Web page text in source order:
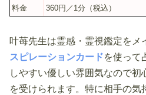
料金 360円／1分（税込）
叶苺先生は霊感・霊視鑑定をメ
スピレーションカードを使って
しやすい優しい雰囲気なので初
を受けられます。特に相手の気